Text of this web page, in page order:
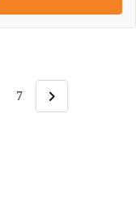
7
Následující